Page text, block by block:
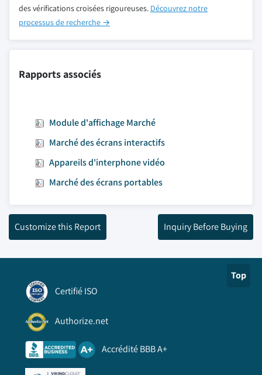
des vérifications croisées rigoureuses. Découvrez notre
processus de recherche →
Rapports associés
Module d'affichage Marché
Marché des écrans interactifs
Appareils d'interphone vidéo
Marché des écrans portables
Customize this Report Inquiry Before Buying
Top
Certifié ISO
Authorize.net
Accrédité BBB A+